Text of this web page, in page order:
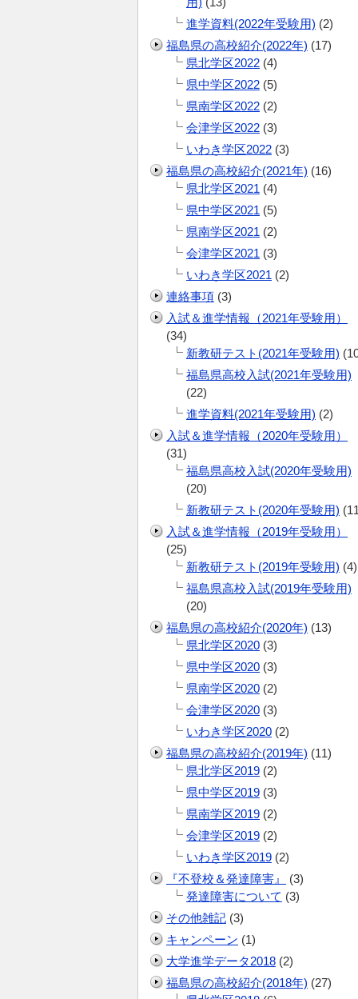
進学資料(2022年受験用) (2)
福島県の高校紹介(2022年) (17)
県北学区2022 (4)
県中学区2022 (5)
県南学区2022 (2)
会津学区2022 (3)
いわき学区2022 (3)
福島県の高校紹介(2021年) (16)
県北学区2021 (4)
県中学区2021 (5)
県南学区2021 (2)
会津学区2021 (3)
いわき学区2021 (2)
連絡事項 (3)
入試＆進学情報（2021年受験用）
(34)
新教研テスト(2021年受験用)
福島県高校入試(2021年受験用)
(22)
進学資料(2021年受験用) (2)
入試＆進学情報（2020年受験用）
(31)
福島県高校入試(2020年受験用)
(20)
新教研テスト(2020年受験用)
入試＆進学情報（2019年受験用）
(25)
新教研テスト(2019年受験用) (4)
福島県高校入試(2019年受験用)
(20)
福島県の高校紹介(2020年) (13)
県北学区2020 (3)
県中学区2020 (3)
県南学区2020 (2)
会津学区2020 (3)
いわき学区2020 (2)
福島県の高校紹介(2019年) (11)
県北学区2019 (2)
県中学区2019 (3)
県南学区2019 (2)
会津学区2019 (2)
いわき学区2019 (2)
『不登校＆発達障害』
(3)
発達障害について (3)
その他雑記 (3)
キャンペーン (1)
大学進学データ2018 (2)
福島県の高校紹介(2018年) (27)